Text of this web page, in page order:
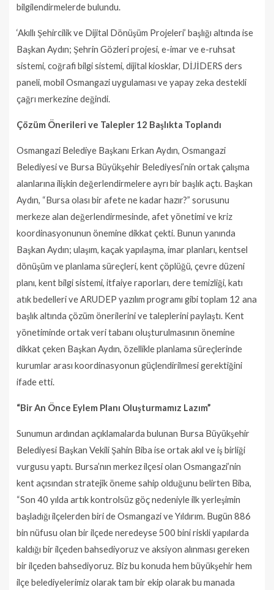
bilgilendirmelerde bulundu.
‘Akıllı Şehircilik ve Dijital Dönüşüm Projeleri’ başlığı altında ise
Başkan Aydın; Şehrin Gözleri projesi, e-imar ve e-ruhsat
sistemi, coğrafi bilgi sistemi, dijital kiosklar, DİJİDERS ders
paneli, mobil Osmangazi uygulaması ve yapay zeka destekli
çağrı merkezine değindi.
Çözüm Önerileri ve Talepler 12 Başlıkta Toplandı
Osmangazi Belediye Başkanı Erkan Aydın, Osmangazi
Belediyesi ve Bursa Büyükşehir Belediyesi’nin ortak çalışma
alanlarına ilişkin değerlendirmelere ayrı bir başlık açtı. Başkan
Aydın, “Bursa olası bir afete ne kadar hazır?” sorusunu
merkeze alan değerlendirmesinde, afet yönetimi ve kriz
koordinasyonunun önemine dikkat çekti. Bunun yanında
Başkan Aydın; ulaşım, kaçak yapılaşma, imar planları, kentsel
dönüşüm ve planlama süreçleri, kent çöplüğü, çevre düzeni
planı, kent bilgi sistemi, itfaiye raporları, dere temizliği, katı
atık bedelleri ve ARUDEP yazılım programı gibi toplam 12 ana
başlık altında çözüm önerilerini ve taleplerini paylaştı. Kent
yönetiminde ortak veri tabanı oluşturulmasının önemine
dikkat çeken Başkan Aydın, özellikle planlama süreçlerinde
kurumlar arası koordinasyonun güçlendirilmesi gerektiğini
ifade etti.
“Bir An Önce Eylem Planı Oluşturmamız Lazım”
Sunumun ardından açıklamalarda bulunan Bursa Büyükşehir
Belediyesi Başkan Vekili Şahin Biba ise ortak akıl ve iş birliği
vurgusu yaptı. Bursa’nın merkez ilçesi olan Osmangazi’nin
kent açısından stratejik öneme sahip olduğunu belirten Biba,
“Son 40 yılda artık kontrolsüz göç nedeniyle ilk yerleşimin
başladığı ilçelerden biri de Osmangazi ve Yıldırım. Bugün 886
bin nüfusu olan bir ilçede neredeyse 500 bini riskli yapılarda
kaldığı bir ilçeden bahsediyoruz ve aksiyon alınması gereken
bir ilçeden bahsediyoruz. Biz bu konuda hem büyükşehir hem
ilçe belediyelerimiz olarak tam bir ekip olarak bu manada